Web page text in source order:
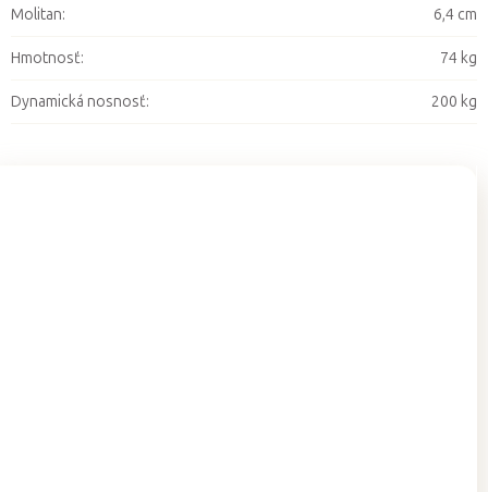
Molitan: 6,4 cm
Hmotnosť: 74 kg
Dynamická nosnosť: 200 kg